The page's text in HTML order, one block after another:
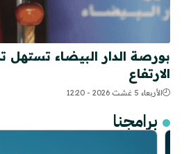
بورصة الدار البيضاء تستهل
الارتفاع
الأربعاء 5 غشت 2026 - 12:20
برامجنا